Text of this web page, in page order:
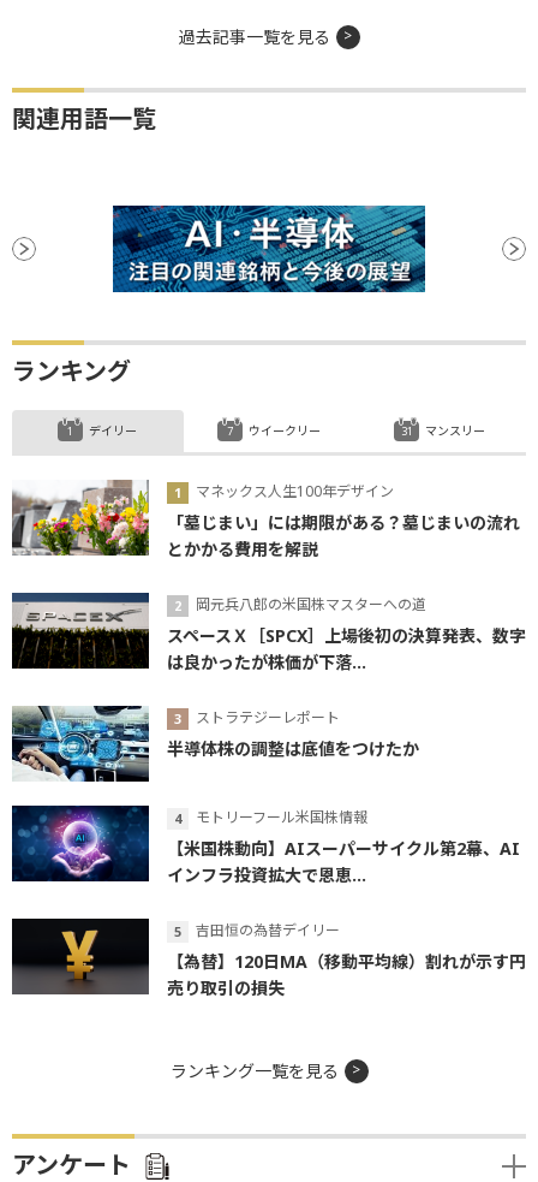
過去記事一覧を見る
関連用語一覧
ランキング
デイリー
マネックス人生100年デザイン
「墓じまい」には期限がある？墓じまいの流れ
とかかる費用を解説
岡元兵八郎の米国株マスターへの道
スペースＸ［SPCX］上場後初の決算発表、数字
は良かったが株価が下落...
ストラテジーレポート
半導体株の調整は底値をつけたか
モトリーフール米国株情報
【米国株動向】AIスーパーサイクル第2幕、AI
インフラ投資拡大で恩恵...
吉田恒の為替デイリー
【為替】120日MA（移動平均線）割れが示す円
売り取引の損失
ウイークリー マンスリー
ランキング一覧を見る
アンケート